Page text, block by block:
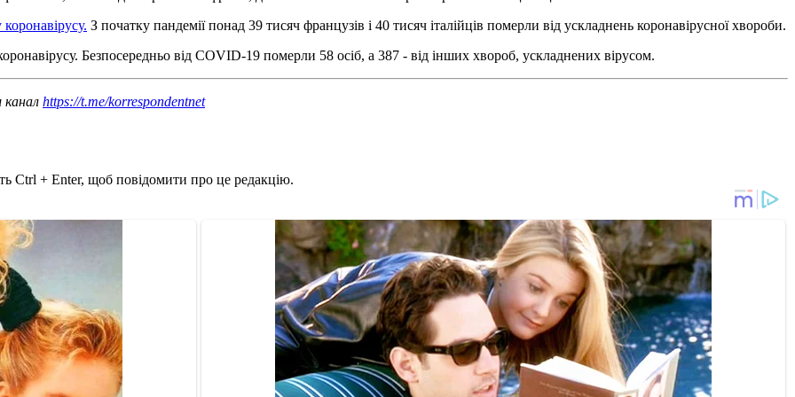
З початку пандемії понад 39 тисяч французів і 40 тисяч італійців померли від ускладнень коронавірусної хвороби.
Безпосередньо від COVID-19 померли 58 осіб, а 387 - від інших хвороб, ускладнених вірусом.
канал https://t.me/korrespondentnet
Ctrl + Enter, щоб повідомити про це редакцію.